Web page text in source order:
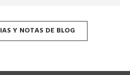
Y NOTAS DE BLOG